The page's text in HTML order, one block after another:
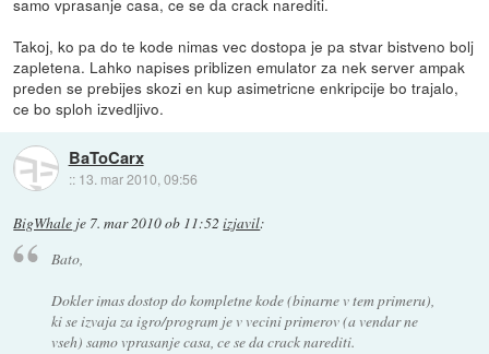
Takoj, ko pa do te kode nimas vec dostopa je pa stvar bistveno bolj
zapletena. Lahko napises priblizen emulator za nek server ampak
preden se prebijes skozi en kup asimetricne enkripcije bo trajalo,
ce bo sploh izvedljivo.
BaToCarx
:: 13. mar 2010, 09:56
BigWhale je 7. mar 2010 ob 11:52 izjavil:
Bato,
Dokler imas dostop do kompletne kode (binarne v tem primeru),
ki se izvaja za igro/program je v vecini primerov (a vendar ne
vseh) samo vprasanje casa, ce se da crack narediti.